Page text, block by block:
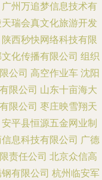
广州万追梦信息技术有
瑞会真文化旅游开发
陕西秒快网络科技有限
化传播有限公司 组织
公司 高空作业车 沈阳
限公司 山东十亩海大
限公司 枣庄映雪翔天
安平县恒源五金网业制
息科技有限公司 广德
责任公司 北京众信高
有限公司 杭州临安军